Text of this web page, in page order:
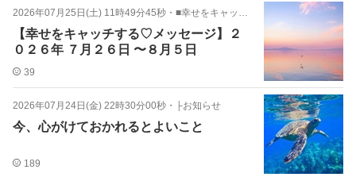
2026年07月25日(土) 11時49分45秒 ・ ■幸せをキャッチする♡メッセージ
【幸せをキャッチする♡メッセージ】２
０２６年 ７月２６日 〜８月５日
39
2026年07月24日(金) 22時30分00秒 ・ ├お知らせ
今、心がけておかれるとよいこと
189